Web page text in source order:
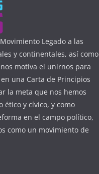
Legado a las
y continentales, así como
motiva el unirnos para
una Carta de Principios
la meta que nos hemos
ético y cívico, y como
en el campo político,
como un movimiento de